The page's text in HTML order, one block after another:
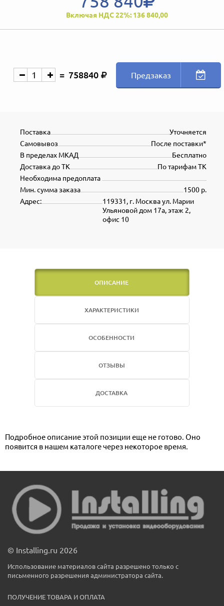
Включая НДС 22%: 136 840,00
758840 Предзаказ
Уточняется
Поставка
После поставки*
Самовывоз
Бесплатно
В пределах МКАД
По тарифам ТК
Доставка до ТК
Необходима предоплата
1500 р.
Мин. сумма заказа
119331, г. Москва ул. Марии
Ульяновой дом 17а, этаж 2,
офис 10
Адрес:
ОПИСАНИЕ
ХАРАКТЕРИСТИКИ
ОСОБЕННОСТИ
ОТЗЫВЫ
ДОСТАВКА
Подробное описание этой позиции еще не готово. Оно
появится в нашем каталоге через некоторое время.
© Installing.ru 2026
Использование материалов сайта разрешено только с
письменного разрешения администратора сайта.
ПОЛУЧЕНИЕ ТОВАРА И ОПЛАТА